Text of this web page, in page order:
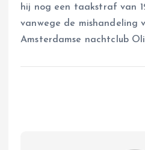
hij nog een taakstraf van
vanwege de mishandeling
Amsterdamse nachtclub